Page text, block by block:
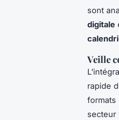
sont
digitale
Veille
rapide
formats
secteur